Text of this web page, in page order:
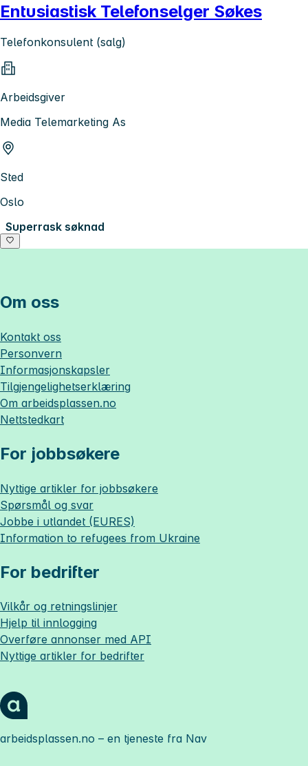
Entusiastisk Telefonselger Søkes
Telefonkonsulent (salg)
Arbeidsgiver
Media Telemarketing As
Sted
Oslo
Superrask søknad
Om oss
Kontakt oss
Personvern
Informasjonskapsler
Tilgjengelighetserklæring
Om arbeidsplassen.no
Nettstedkart
For jobbsøkere
Nyttige artikler for jobbsøkere
Spørsmål og svar
Jobbe i utlandet (EURES)
Information to refugees from Ukraine
For bedrifter
Vilkår og retningslinjer
Hjelp til innlogging
Overføre annonser med API
Nyttige artikler for bedrifter
arbeidsplassen.no – en tjeneste fra Nav